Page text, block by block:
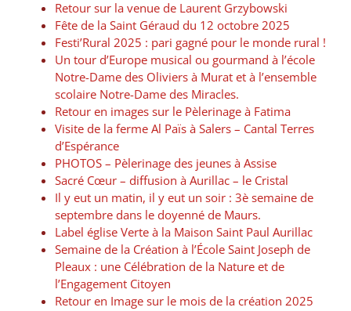
Retour sur la venue de Laurent Grzybowski
Fête de la Saint Géraud du 12 octobre 2025
Festi’Rural 2025 : pari gagné pour le monde rural !
Un tour d’Europe musical ou gourmand à l’école
Notre-Dame des Oliviers à Murat et à l’ensemble
scolaire Notre-Dame des Miracles.
Retour en images sur le Pèlerinage à Fatima
Visite de la ferme Al Païs à Salers – Cantal Terres
d’Espérance
PHOTOS – Pèlerinage des jeunes à Assise
Sacré Cœur – diffusion à Aurillac – le Cristal
Il y eut un matin, il y eut un soir : 3è semaine de
septembre dans le doyenné de Maurs.
Label église Verte à la Maison Saint Paul Aurillac
Semaine de la Création à l’École Saint Joseph de
Pleaux : une Célébration de la Nature et de
l’Engagement Citoyen
Retour en Image sur le mois de la création 2025